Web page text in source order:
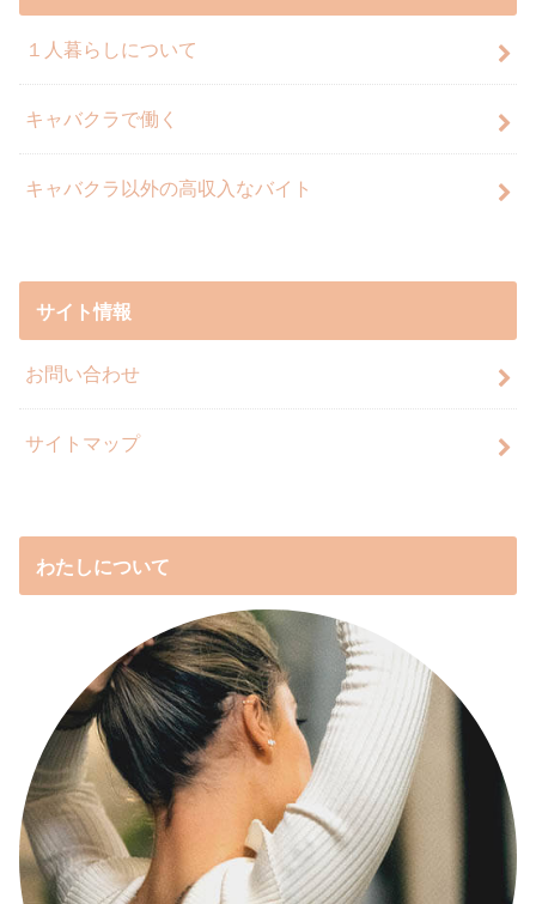
１人暮らしについて
キャバクラで働く
キャバクラ以外の高収入なバイト
サイト情報
お問い合わせ
サイトマップ
わたしについて